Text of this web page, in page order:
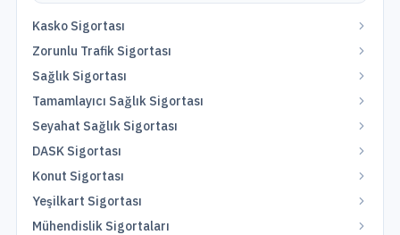
Kasko Sigortası
Zorunlu Trafik Sigortası
Sağlık Sigortası
Tamamlayıcı Sağlık Sigortası
Seyahat Sağlık Sigortası
DASK Sigortası
Konut Sigortası
Yeşilkart Sigortası
Mühendislik Sigortaları